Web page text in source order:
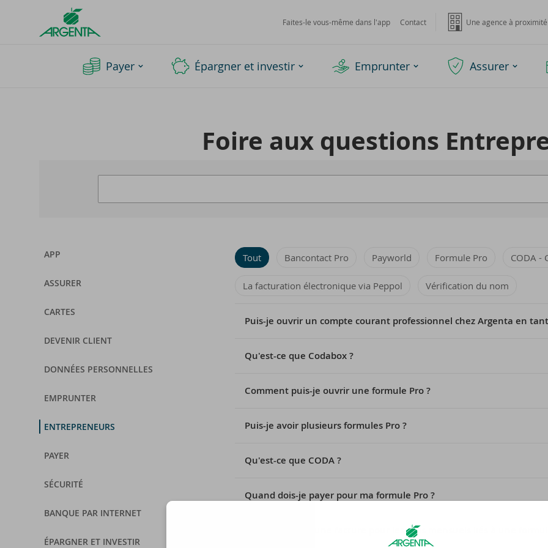
Argenta
Homepage
Faites-le vous-même dans l'app Contact Une agence à proximité
Payer Épargner et investir Emprunter Assurer
Foire aux ques­tions
APP
ASSURER
CARTES
DEVENIR CLIENT
DONNÉES PERSONNELLES
EMPRUNTER
ENTREPRENEURS
PAYER
SÉCURITÉ
BANQUE PAR INTERNET
ÉPARGNER ET INVESTIR
Tout Bancontact Pro Payworld Formule Pro CODA -
La facturation électronique via Peppol Vérification du nom
Puis-je ouvrir un compte courant professionnel chez Argenta en
Qu'est-ce que Codabox ?
Comment puis-je ouvrir une formule Pro ?
Puis-je avoir plusieurs formules Pro ?
Qu'est-ce que CODA ?
Quand dois-je payer pour ma formule Pro ?
Puis-je recevoir une facture pour les frais mensuels liés à une